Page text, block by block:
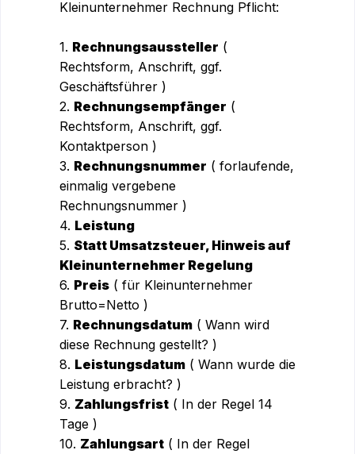
Kleinunternehmer Rechnung Pflicht:
1. Rechnungsaussteller (
Rechtsform, Anschrift, ggf.
Geschäftsführer )
2. Rechnungsempfänger (
Rechtsform, Anschrift, ggf.
Kontaktperson )
3. Rechnungsnummer ( forlaufende,
einmalig vergebene
Rechnungsnummer )
4. Leistung
5. Statt Umsatzsteuer, Hinweis auf
Kleinunternehmer Regelung
6. Preis ( für Kleinunternehmer
Brutto=Netto )
7. Rechnungsdatum ( Wann wird
diese Rechnung gestellt? )
8. Leistungsdatum ( Wann wurde die
Leistung erbracht? )
9. Zahlungsfrist ( In der Regel 14
Tage )
10. Zahlungsart ( In der Regel